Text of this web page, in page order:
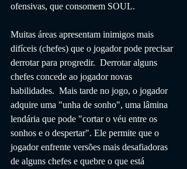
ofensivas, que consomem SOUL.
Muitas áreas apresentam inimigos mais
difíceis (chefes) que o jogador pode precisar
derrotar para progredir.  Derrotar alguns
chefes concede ao jogador novas
habilidades.  Mais tarde no jogo, o jogador
adquire uma "unha de sonho", uma lâmina
lendária que pode "cortar o véu entre os
sonhos e o despertar". Ele permite que o
jogador enfrente versões mais desafiadoras
de alguns chefes e quebre o que está